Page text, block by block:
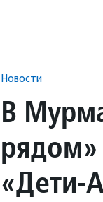
Новости
В
рядом»
«Дети-